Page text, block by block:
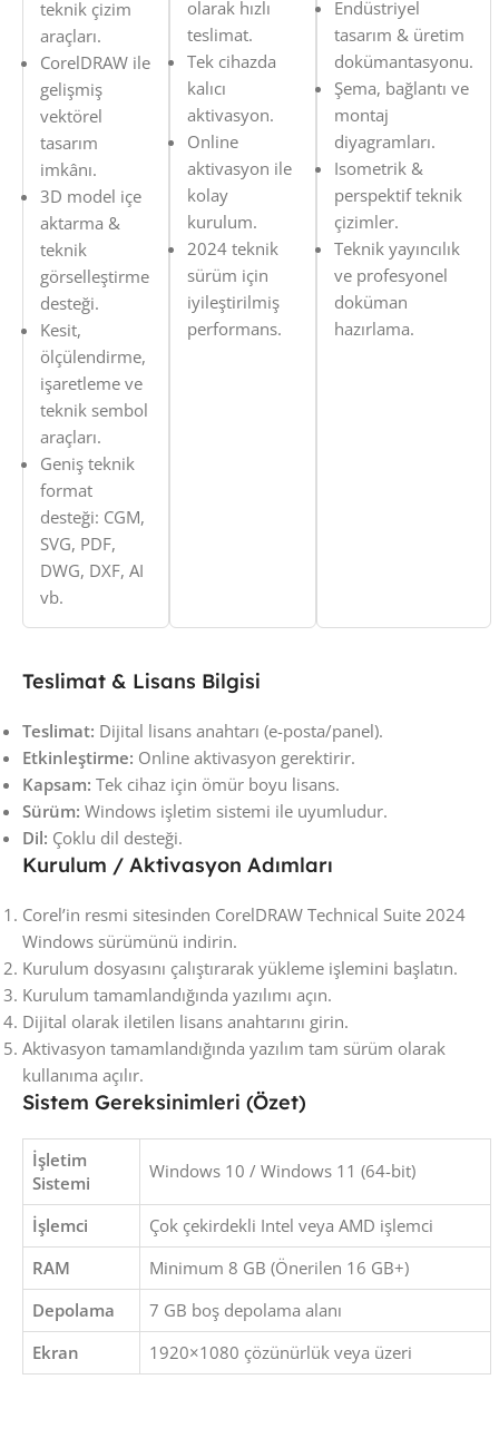
teknik çizim
araçları.
CorelDRAW ile
gelişmiş
vektörel
tasarım
imkânı.
3D model içe
aktarma &
teknik
görselleştirme
desteği.
Kesit,
ölçülendirme,
işaretleme ve
teknik sembol
araçları.
Geniş teknik
format
desteği: CGM,
SVG, PDF,
DWG, DXF, AI
vb.
olarak hızlı
teslimat.
Tek cihazda
kalıcı
aktivasyon.
Online
aktivasyon ile
kolay
kurulum.
2024 teknik
sürüm için
iyileştirilmiş
performans.
Endüstriyel
tasarım & üretim
dokümantasyonu.
Şema, bağlantı ve
montaj
diyagramları.
Isometrik &
perspektif teknik
çizimler.
Teknik yayıncılık
ve profesyonel
doküman
hazırlama.
Teslimat & Lisans Bilgisi
Teslimat: Dijital lisans anahtarı (e-posta/panel).
Etkinleştirme: Online aktivasyon gerektirir.
Kapsam: Tek cihaz için ömür boyu lisans.
Sürüm: Windows işletim sistemi ile uyumludur.
Dil: Çoklu dil desteği.
Kurulum / Aktivasyon Adımları
Corel’in resmi sitesinden CorelDRAW Technical Suite 2024
Windows sürümünü indirin.
Kurulum dosyasını çalıştırarak yükleme işlemini başlatın.
Kurulum tamamlandığında yazılımı açın.
Dijital olarak iletilen lisans anahtarını girin.
Aktivasyon tamamlandığında yazılım tam sürüm olarak
kullanıma açılır.
Sistem Gereksinimleri (Özet)
İşletim
Sistemi
Windows 10 / Windows 11 (64-bit)
İşlemci
Çok çekirdekli Intel veya AMD işlemci
RAM
Minimum 8 GB (Önerilen 16 GB+)
Depolama
7 GB boş depolama alanı
Ekran
1920×1080 çözünürlük veya üzeri